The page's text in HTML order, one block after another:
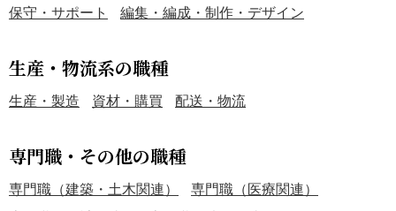
保守・サポート
編集・編成・制作・デザイン
生産・物流系の職種
生産・製造 資材・購買 配送・物流
専門職・その他の職種
専門職（建築・土木関連）
専門職（医療関連）